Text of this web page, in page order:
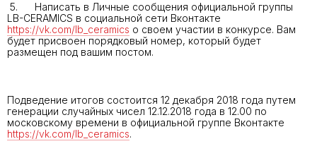
5. Написать в Личные сообщения официальной группы
LB-CERAMICS в социальной сети Вконтакте
https://vk.com/lb_ceramics о своем участии в конкурсе. Вам
будет присвоен порядковый номер, который будет
размещен под вашим постом.
Подведение итогов состоится 12 декабря 2018 года путем
генерации случайных чисел 12.12.2018 года в 12.00 по
московскому времени в официальной группе Вконтакте
https://vk.com/lb_ceramics.